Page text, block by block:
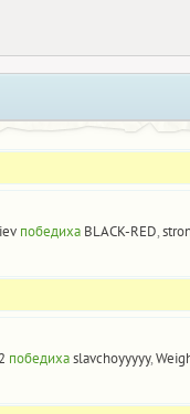
победиха BLACK-RED,
победихаslavchoyyyyy,